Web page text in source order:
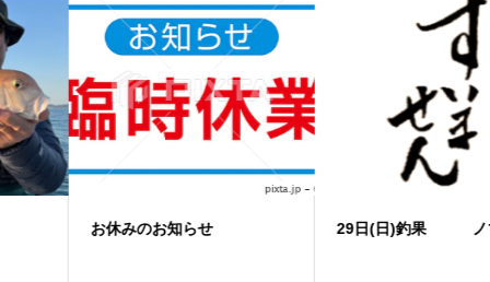
お休みのお知らせ 29日(日)釣果 ノマセ便